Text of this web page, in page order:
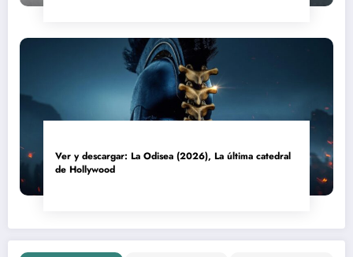
Ver y descargar: La Odisea (2026), La última catedral
de Hollywood